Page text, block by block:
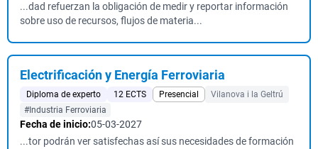
...dad refuerzan la obligación de medir y reportar información
sobre uso de recursos, flujos de materia...
Electrificación y Energía Ferroviaria
Diploma de experto 12 ECTS Presencial
Vilanova i la Geltrú
#Industria Ferroviaria
Fecha de inicio:05-03-2027
...tor podrán ver satisfechas así sus necesidades de formación